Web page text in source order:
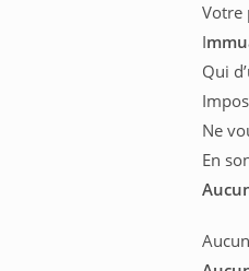
Votre
I
Qui
Ne
En